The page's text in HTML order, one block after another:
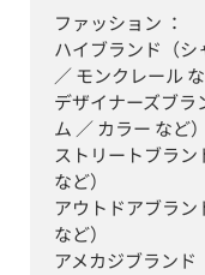
ファッション ：
ハイブランド（シ
／ モンクレール な
デザイナーズブラ
ム ／ カラー など）
ストリートブラ
など）
アウトドアブラン
など）
アメカジブランド